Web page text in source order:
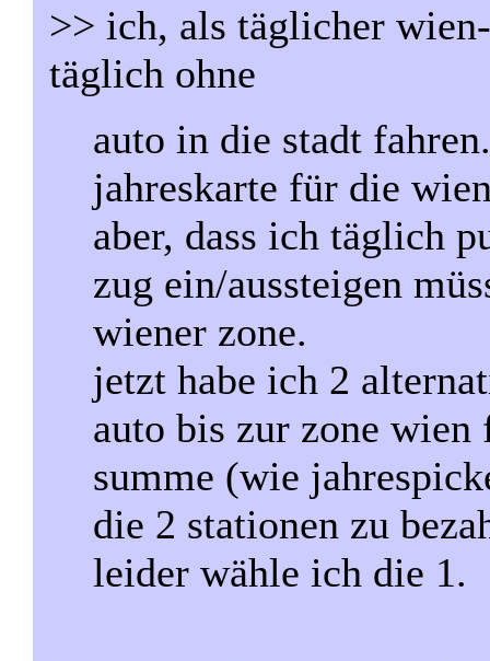
>> ich, als täglicher
täglich ohne
auto in die stadt
jahreskarte für die
aber, dass ich täglich
zug ein/aussteigen
wiener zone.
jetzt habe ich 2
auto bis zur zone wien
summe (wie
die 2 stationen zu
leider wähle ich die 1.